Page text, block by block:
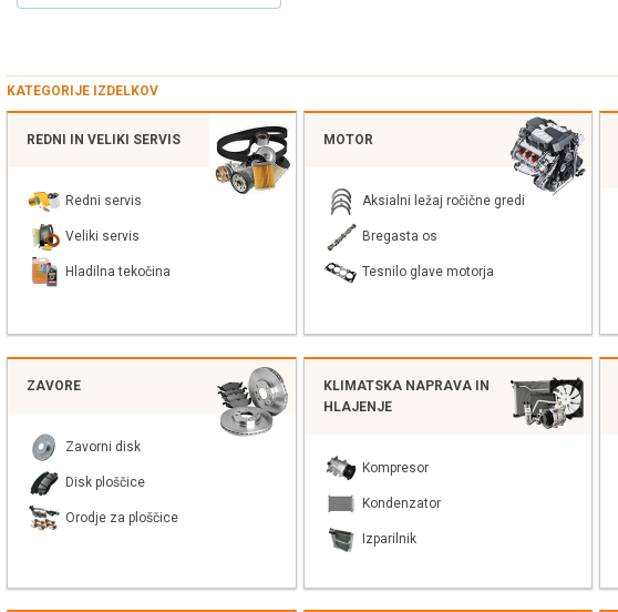
KATEGORIJE IZDELKOV
REDNI IN VELIKI SERVIS
Redni servis
Veliki servis
Hladilna tekočina
MOTOR
Aksialni ležaj ročične gredi
Bregasta os
Tesnilo glave motorja
ZAVORE
Zavorni disk
Disk ploščice
Orodje za ploščice
KLIMATSKA NAPRAVA IN
HLAJENJE
Kompresor
Kondenzator
Izparilnik